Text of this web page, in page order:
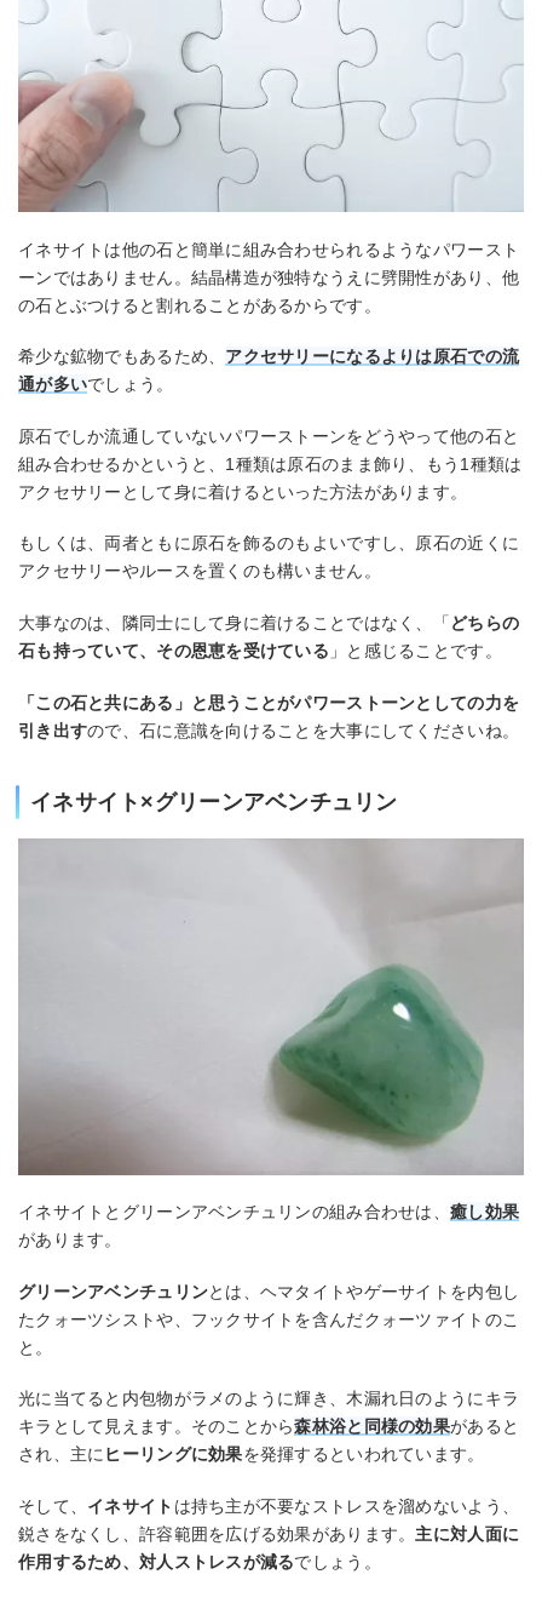
イネサイトは他の石と簡単に組み合わせられるようなパワースト
ーンではありません。結晶構造が独特なうえに劈開性があり、他
の石とぶつけると割れることがあるからです。
希少な鉱物でもあるため、 アクセサリーになるよりは原石での流
通が多いでしょう。
原石でしか流通していないパワーストーンをどうやって他の石と
組み合わせるかというと、1種類は原石のまま飾り、もう1種類は
アクセサリーとして身に着けるといった方法があります。
もしくは、両者ともに原石を飾るのもよいですし、原石の近くに
アクセサリーやルースを置くのも構いません。
大事なのは、隣同士にして身に着けることではなく、「 どちらの
石も持っていて、その恩恵を受けている 」と感じることです。
「この石と共にある」と思うことがパワーストーンとしての力を
引き出すので、石に意識を向けることを大事にしてくださいね。
イネサイト×グリーンアベンチュリン
イネサイトとグリーンアベンチュリンの組み合わせは、 癒し効果
があります。
グリーンアベンチュリンとは、ヘマタイトやゲーサイトを内包し
たクォーツシストや、フックサイトを含んだクォーツァイトのこ
と。
光に当てると内包物がラメのように輝き、木漏れ日のようにキラ
キラとして見えます。そのことから森林浴と同様の効果があると
され、主にヒーリングに効果を発揮するといわれています。
そして、 イネサイト は持ち主が不要なストレスを溜めないよう、
鋭さをなくし、許容範囲を広げる効果があります。 主に対人面に
作用するため、対人ストレスが減るでしょう。